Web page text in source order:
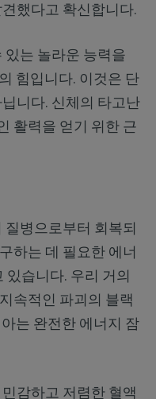
했다고 확신합니다.
있는 놀라운 능력을
힘입니다. 이것은 단
니다. 신체의 타고난
활력을 얻기 위한 근
질병으로부터 회복되
하는 데 필요한 에너
있습니다. 우리 거의
속적인 파괴의 블랙
는 완전한 에너지 잠
감하고 저렴한 혈액